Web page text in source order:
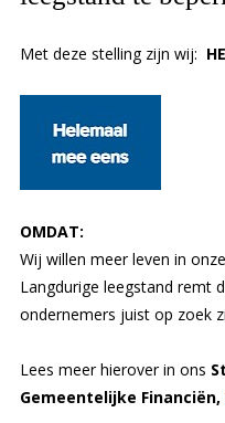
Met deze stelling zijn wij:
OMDAT:
Wij willen meer leven in
Langdurige leegstand remt
ondernemers juist op zoek
Lees meer hierover in ons
Gemeentelijke Financiën,